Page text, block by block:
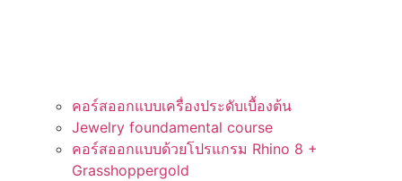
คอร์สออกแบบเครื่องประดับเบื้องต้น
Jewelry foundamental course
คอร์สออกแบบด้วยโปรแกรม Rhino 8 +
Grasshoppergold